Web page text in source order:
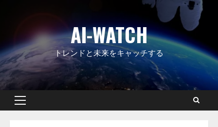
AI-WATCH
トレンドと未来をキャッチする
Primary